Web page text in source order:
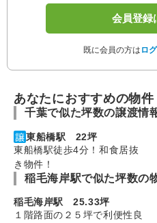
会員登録
既に会員の方は ロ
あなたにおすすめの物件
千葉で似た坪数の譲渡情
東船橋駅 22坪
東船橋駅徒歩4分！和食居抜
き物件！
稲毛海岸駅で似た坪数の
稲毛海岸駅 25.33坪
１階路面の２５坪で利便性良